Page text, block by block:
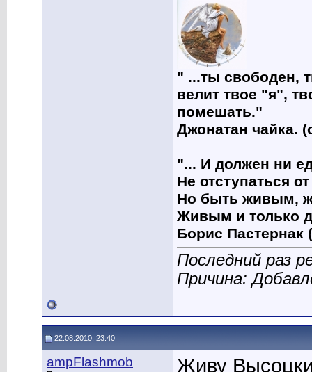
" ...ты свободен,
велит твое "я",
помешать."
Джонатан чайка.
"... И должен ни
Не отступаться
Но быть живым,
Живым и только
Борис Пастернак
Последний раз
Причина:
22.08.2010, 23:40
ampFlashmob Живу